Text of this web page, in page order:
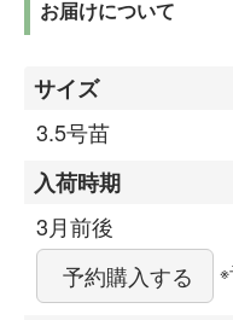
お届けについて
サイズ
3.5号苗
入荷時期
3月前後
予約購入する
※